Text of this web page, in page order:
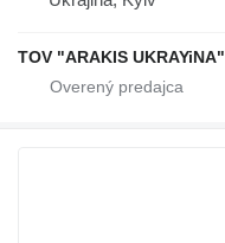
TOV "ARAKIS UKRAYiNA"